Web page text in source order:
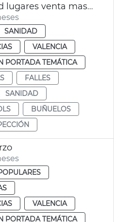
Inspección Sanidad lugares venta masas fritas Fallas València
SANIDAD
VALENCIA
PORTADA TEMÁTICA
FALLES
SANIDAD
BUÑUELOS
VALENCIA
PORTADA TEMÁTICA